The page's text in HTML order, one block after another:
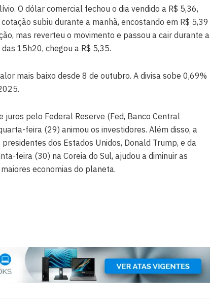
O dólar comercial fechou o dia vendido a R$ 5,36,
subiu durante a manhã, encostando em R$ 5,39
mas reverteu o movimento e passou a cair durante a
15h20, chegou a R$ 5,35.
mais baixo desde 8 de outubro. A divisa sobe 0,69%
juros pelo Federal Reserve (Fed, Banco Central
feira (29) animou os investidores. Além disso, a
dos Estados Unidos, Donald Trump, e da
feira (30) na Coreia do Sul, ajudou a diminuir as
economias do planeta.